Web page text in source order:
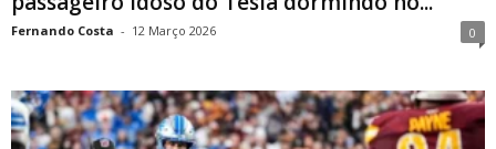
Fernando Costa - 12 Março 2026 0